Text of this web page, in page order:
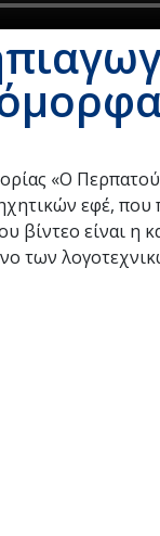
«Ο
εφέ, που
είναι η
των